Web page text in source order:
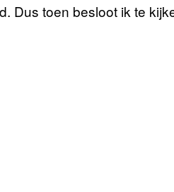
Dus toen besloot ik te